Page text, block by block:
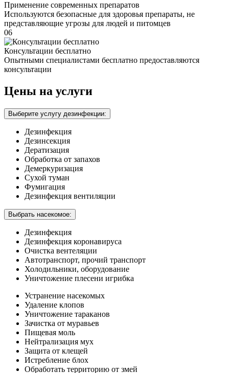
Применение современных препаратов
Используются безопасные для здоровья препараты, не
представляющие угрозы для людей и питомцев
06
Консультации бесплатно
Опытными специалистами бесплатно предоставляются
консультации
Цены на услуги
Выберите услугу дезинфекции:
Дезинфекция
Дезинсекция
Дератизация
Обработка от запахов
Демеркуризация
Сухой туман
Фумигация
Дезинфекция вентиляции
Выбрать насекомое:
Дезинфекция
Дезинфекция коронавируса
Очистка вентеляции
Автотранспорт, прочий транспорт
Холодильники, оборудование
Уничтожение плесени игрибка
Устранение насекомых
Удаление клопов
Уничтожение тараканов
Зачистка от муравьев
Пищевая моль
Нейтрализация мух
Защита от клещей
Истребление блох
Обработать территорию от змей